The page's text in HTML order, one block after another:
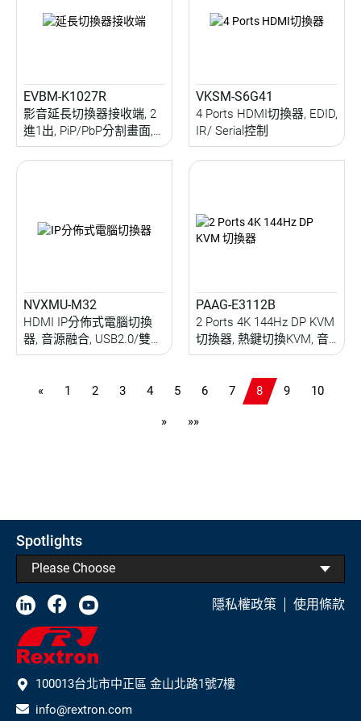
EVBM-K1027R
影音延長切換器接收端, 2
進1出, PiP/PbP分割畫面,
音源融合分離, IR延伸,
IR/RS232/OSD控制, 70M
VKSM-S6G41
4 Ports HDMI切換器, EDID,
IR/ Serial控制
NVXMU-M32
HDMI IP分佈式電腦切換
器, 音源融合, USB2.0/雙向
音訊/IR/RS232傳輸,
PAAG-E3112B
2 Ports 4K 144Hz DP KVM
切換器, 熱鍵切換KVM, 音
頻切換, 5 Gbps USB 3.2周
«
1 2 3 4 5 6 7 8 9 10
» »»
Spotlights
Please Choose
隱私權政策 使用條款
100013台北市中正區 金山北路1號7樓
info@rextron.com